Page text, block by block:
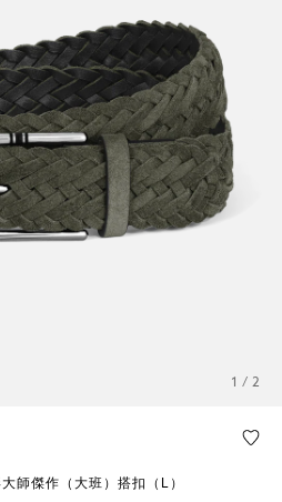
1 / 2
師傑作（大班）搭扣（L）